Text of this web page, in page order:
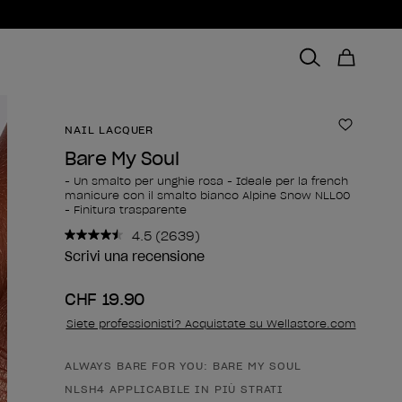
NAIL LACQUER
Bare My Soul
- Un smalto per unghie rosa - Ideale per la french
manicure con il smalto bianco Alpine Snow NLL00
- Finitura trasparente
4.5 Leggi
2639
pagina.
(2639)
Scrivi una recensione
CHF 19.90
Siete professionisti? Acquistate su Wellastore.com
Forma del prodotto
ALWAYS BARE FOR YOU: BARE MY SOUL
NLSH4 APPLICABILE IN PIÙ STRATI